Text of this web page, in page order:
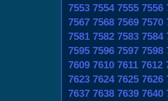
7553 7554 7555 7556
7567 7568 7569 7570
7581 7582 7583 7584
7595 7596 7597 7598
7609 7610 7611 7612
7623 7624 7625 7626
7637 7638 7639 7640